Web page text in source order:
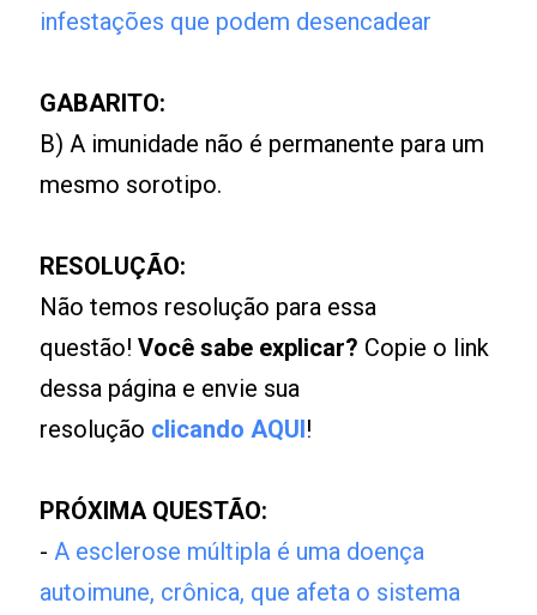
infestações que podem desencadear
GABARITO:
B) A imunidade não é permanente para um
mesmo sorotipo.
RESOLUÇÃO:
Não temos resolução para essa
questão!Você sabe explicar? Copie o link
dessa página e envie sua
resolução clicando AQUI!
PRÓXIMA QUESTÃO:
-A esclerose múltipla é uma doença
autoimune, crônica, que afeta o sistema